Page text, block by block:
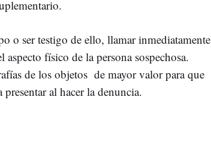
o ser testigo de ello, llamar inmediatamente
aspecto físico de la persona sospechosa.
de los objetos de mayor valor para que
al hacer la denuncia.